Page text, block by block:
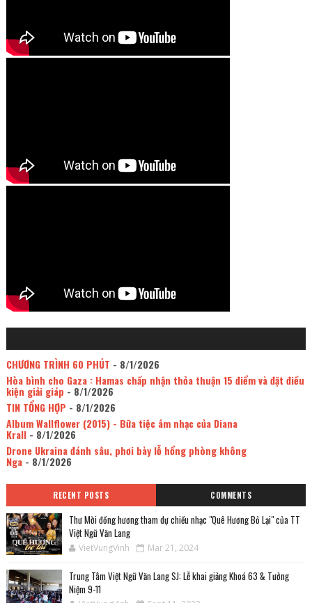
CHƯƠNG TRÌNH 60 PHÚT - 8/1/2026
Hòa bình cho Gaza : Hamas chấp nhận thỏa thuận 15 điểm và đặt điều
kiện giải giáp - 8/1/2026
TIN TỔNG HỢP - 8/1/2026
Album Wallflower (2015) - Bữa tiệc âm nhạc của Diana
Krall- 8/1/2026
Drone Ukraina đánh sâu, phơi bày lỗ hổng phòng không
Nga- 8/1/2026
RECENT POSTS COMMENTS
Thư Mời đồng hương tham dự chiều nhạc "Quê Hương Bỏ Lại" của TT
Việt Ngữ Văn Lang
VietVungVinh Mar 21, 2024
Trung Tâm Việt Ngữ Văn Lang SJ: Lễ khai giảng Khoá 63 & Tưởng
Niệm 9-11